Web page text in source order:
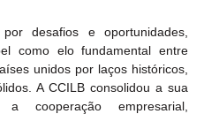
desafios e oportunidades,
como elo fundamental entre
unidos por laços históricos,
A CCILB consolidou a sua
cooperação empresarial,